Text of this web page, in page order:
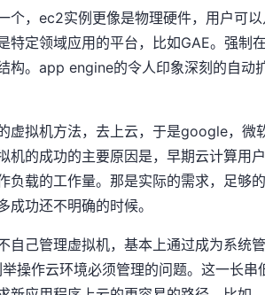
个，ec2实例更像是物理硬件，用户可
特定领域应用的平台，比如GAE。强制
构。app engine的令人印象深刻的自动
虚拟机方法，去上云，于是google，微
机的成功的主要原因是，早期云计算用
负载的工作量。那是实际的需求，足够
功还不明确的时候。
自己管理虚拟机，基本上通过成为系统
操作云环境必须管理的问题。这一长